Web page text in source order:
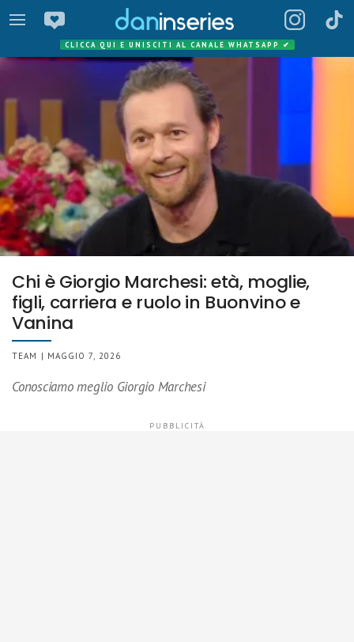
CLICCA QUI E UNISCITI AL CANALE WHATSAPP ✔
Chi è Giorgio Marchesi: età, moglie,
figli, carriera e ruolo in Buonvino e
Vanina
TEAM | MAGGIO 7, 2026
Conosciamo meglio Giorgio Marchesi